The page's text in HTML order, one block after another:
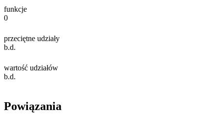
funkcje
0
przeciętne udziały
b.d.
wartość udziałów
b.d.
Powiązania